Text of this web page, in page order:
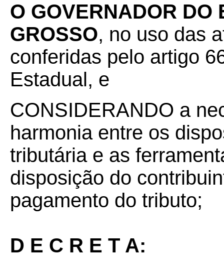
O GOVERNADOR DO
GROSSO, no uso das
conferidas pelo artigo
Estadual, e
CONSIDERANDO a
harmonia entre os
tributária e as
disposição do
pagamento do tributo;
D E C R E T A: